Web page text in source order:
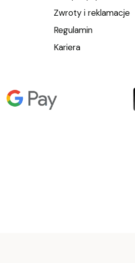
Zwroty i reklamacje
Regulamin
Kariera